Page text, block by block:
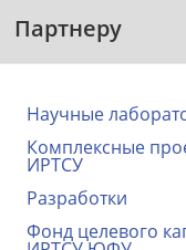
Партнеру
Научные
Комплексные
ИРТСУ
Разработки
Фонд целевого